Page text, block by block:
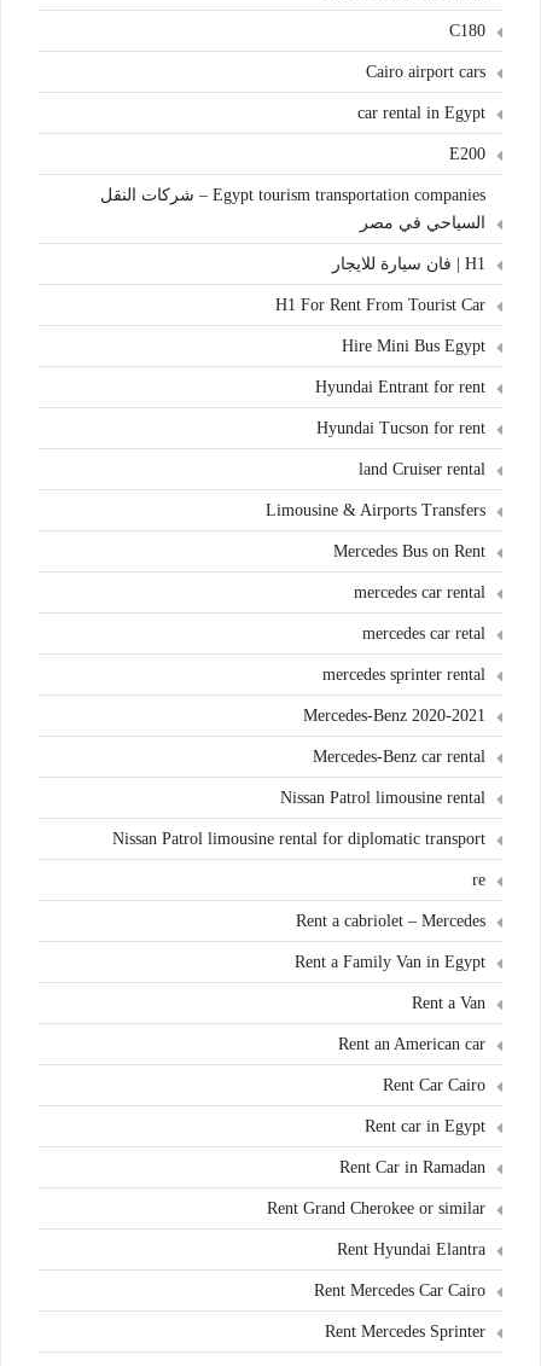
C180
Cairo airport cars
car rental in Egypt
E200
Egypt tourism transportation companies – شركات النقل
السياحي في مصر
H1 | فان سيارة للايجار
H1 For Rent From Tourist Car
Hire Mini Bus Egypt
Hyundai Entrant for rent
Hyundai Tucson for rent
land Cruiser rental
Limousine & Airports Transfers
Mercedes Bus on Rent
mercedes car rental
mercedes car retal
mercedes sprinter rental
Mercedes-Benz 2020-2021
Mercedes-Benz car rental
Nissan Patrol limousine rental
Nissan Patrol limousine rental for diplomatic transport
re
Rent a cabriolet – Mercedes
Rent a Family Van in Egypt
Rent a Van
Rent an American car
Rent Car Cairo
Rent car in Egypt
Rent Car in Ramadan
Rent Grand Cherokee or similar
Rent Hyundai Elantra
Rent Mercedes Car Cairo
Rent Mercedes Sprinter